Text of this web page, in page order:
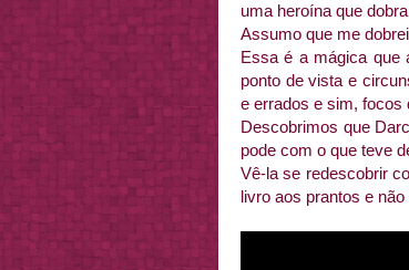
uma heroína que
Assumo que me
Essa é a mágica que
ponto de vista e
e errados e sim, focos
Descobrimos que
pode com o que teve
Vê-la se redescobrir
livro aos prantos e